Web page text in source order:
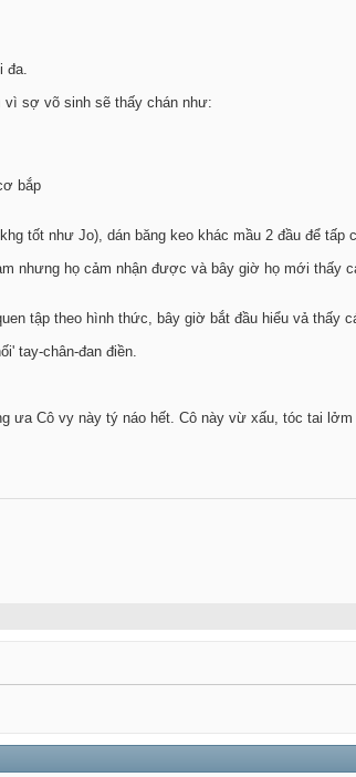
đa.
vì sợ võ sinh sẽ thấy chán như:
bắp
tốt như Jo), dán băng keo khác mầu 2 đầu để tấp
nhưng họ cảm nhận được và bây giờ họ mới thấy
tập theo hình thức, bây giờ bắt đầu hiểu vả thấy
tay-chân-đan điền.
Cô vy này tý náo hết. Cô này vừ xấu, tóc tai